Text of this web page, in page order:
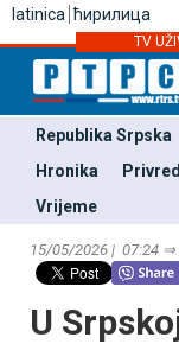
latinica ћирилица
TV
Republika Srpska
Hronika
Vrijeme
15/05/2026 | 07:24 ⇒
U